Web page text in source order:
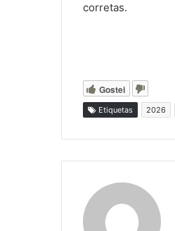
corretas.
Gostei
Etiquetas 2026